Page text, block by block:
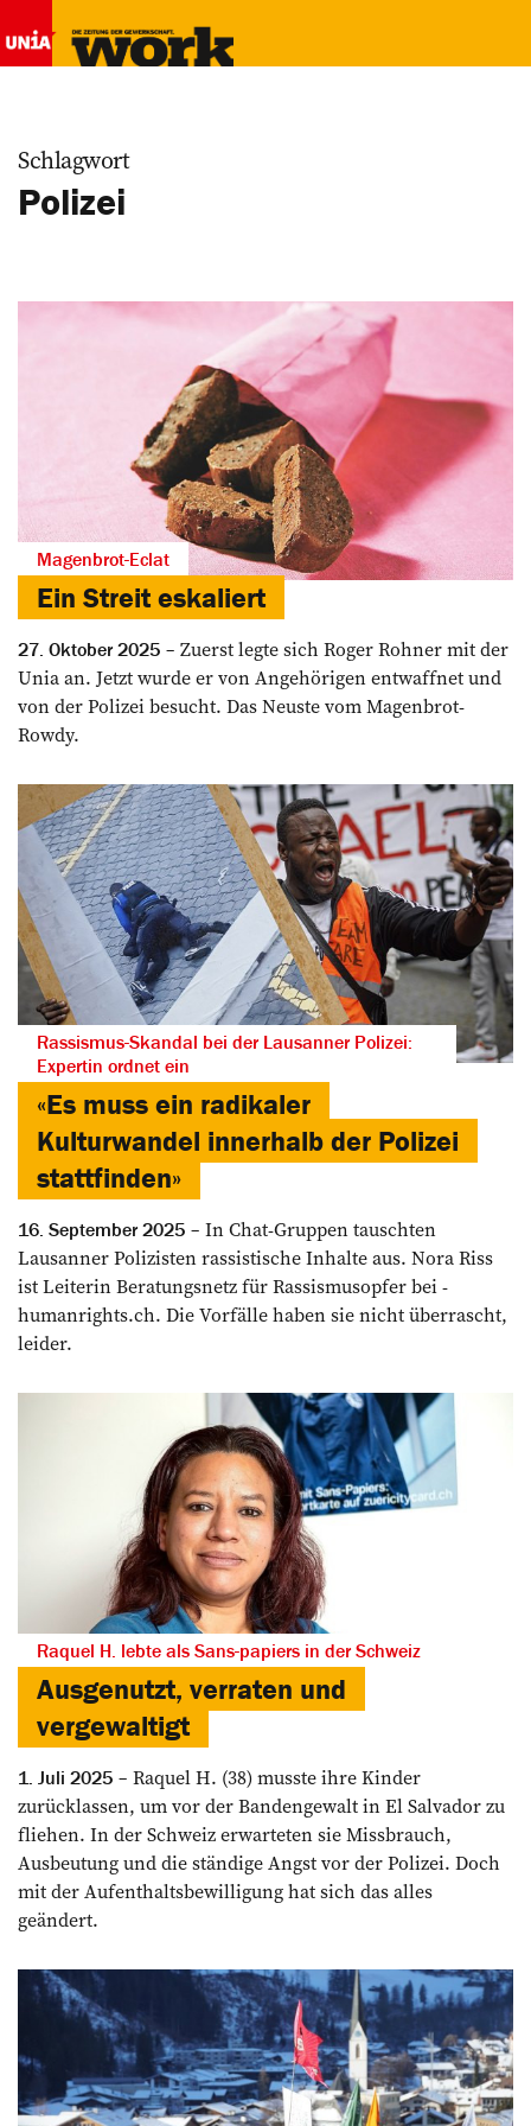
Schlagwort
Polizei
Magenbrot-Eclat
Ein Streit eskaliert
27. Oktober 2025
Zuerst legte sich Roger Rohner mit der
Unia an. Jetzt wurde er von Angehörigen entwaffnet und
von der Polizei besucht. Das Neuste vom Magenbrot-
Rowdy.
Rassismus-Skandal bei der Lausanner Polizei:
Expertin ordnet ein
«Es muss ein radikaler
Kulturwandel innerhalb der Polizei
stattfinden»
16. September 2025
In Chat-Gruppen ­tauschten
Lausanner ­Polizisten ­rassistische Inhalte aus. Nora Riss
ist ­Leiterin ­Beratungs­netz für Rassismus­­opfer bei ­
humanrights.ch. Die ­Vorfälle haben sie nicht überrascht,
leider.
Raquel H. lebte als ­Sans-papiers in der Schweiz
Ausgenutzt, verraten und
vergewaltigt
1. Juli 2025
Raquel H. (38) musste ihre Kinder
zurücklassen, um vor der Bandengewalt in El Salvador zu
fliehen. In der Schweiz erwarteten sie Missbrauch,
Ausbeutung und die ständige Angst vor der Polizei. Doch
mit der Aufenthaltsbewilligung hat sich das alles
geändert.